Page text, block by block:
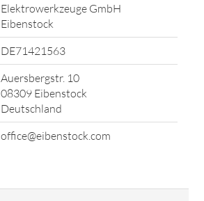
Elektrowerkzeuge GmbH
Eibenstock
DE71421563
Auersbergstr. 10
08309 Eibenstock
Deutschland
office@eibenstock.com